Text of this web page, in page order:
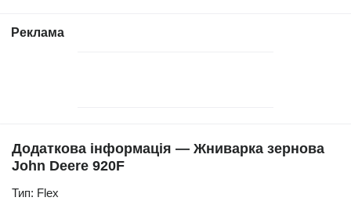
Реклама
Додаткова інформація — Жниварка зернова
John Deere 920F
Тип: Flex